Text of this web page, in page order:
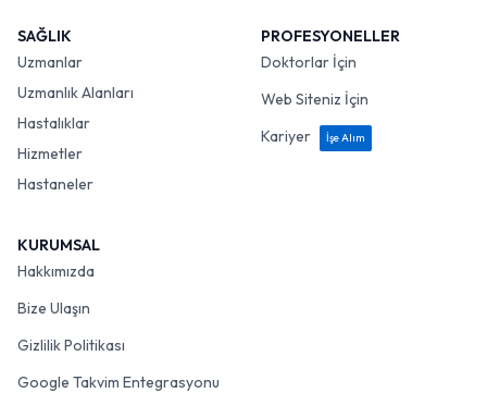
SAĞLIK
Uzmanlar
Uzmanlık Alanları
Hastalıklar
Hizmetler
Hastaneler
PROFESYONELLER
Doktorlar İçin
Web Siteniz İçin
Kariyer
İşe Alım
KURUMSAL
Hakkımızda
Bize Ulaşın
Gizlilik Politikası
Google Takvim Entegrasyonu